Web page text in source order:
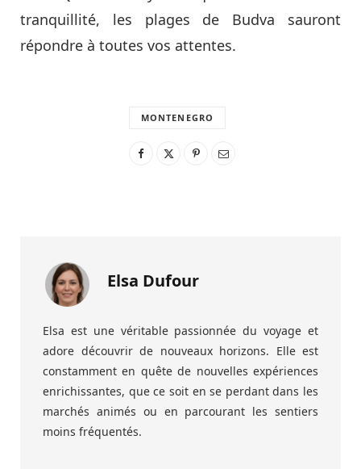
tranquillité, les plages de Budva sauront
répondre à toutes vos attentes.
MONTENEGRO
Elsa Dufour
Elsa est une véritable passionnée du voyage et
adore découvrir de nouveaux horizons. Elle est
constamment en quête de nouvelles expériences
enrichissantes, que ce soit en se perdant dans les
marchés animés ou en parcourant les sentiers
moins fréquentés.